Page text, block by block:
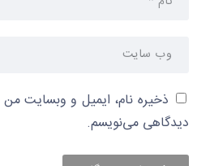
ذخیره نام، ایمیل و وبسایت من
دیدگاهی می‌نویسم.